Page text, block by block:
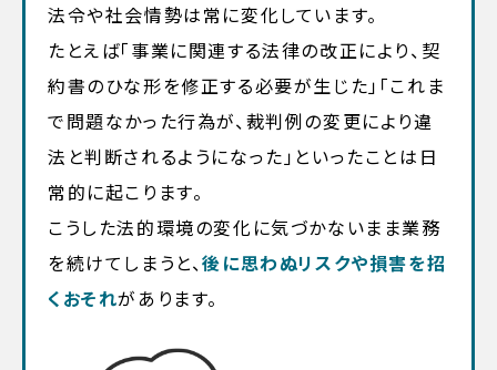
法令や社会情勢は常に変化しています。
たとえば「事業に関連する法律の改正により、契
約書のひな形を修正する必要が生じた」「これま
で問題なかった行為が、裁判例の変更により違
法と判断されるようになった」といったことは日
常的に起こります。
こうした法的環境の変化に気づかないまま業務
を続けてしまうと、後に思わぬリスクや損害を招
くおそれがあります。